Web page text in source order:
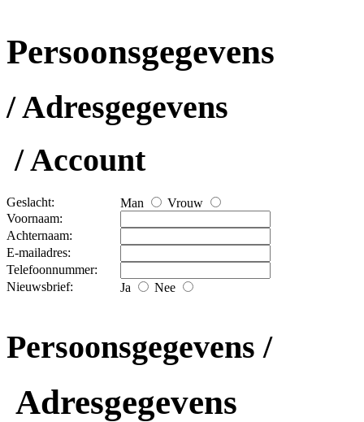
Persoonsgegevens
/ Adresgegevens
/ Account
Geslacht: Man
Vrouw
Voornaam:
Achternaam:
E-mailadres:
Telefoonnummer:
Nieuwsbrief:
Ja Nee
Persoonsgegevens /
Adresgegevens